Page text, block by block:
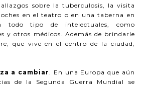
sobre la tuberculosis, la visita
en el teatro o en una taberna en
todo tipo de intelectuales, como
y otros médicos. Además de brindarle
que vive en el centro de la ciudad,
a cambiar
. En una Europa que aún
de la Segunda Guerra Mundial se